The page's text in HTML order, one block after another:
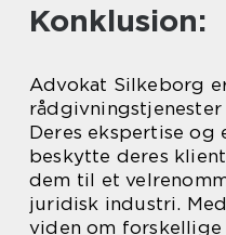
Konklusion:
Advokat Silkeborg
Deres ekspertise og
beskytte deres
dem til et
juridisk industri.
viden om